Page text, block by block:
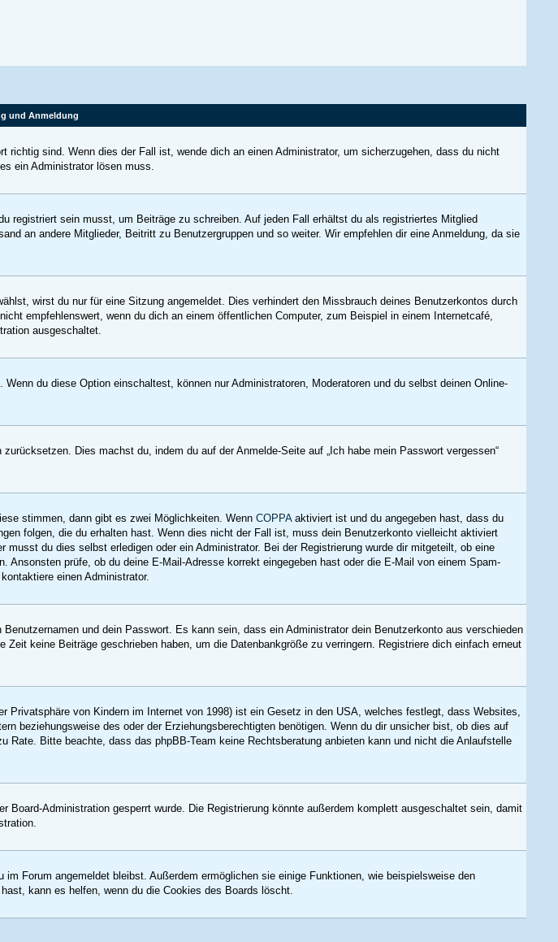
und Anmeldung
sind. Wenn dies der Fall ist, wende dich an einen Administrator, um sicherzugehen, dass du nicht
ein Administrator lösen muss.
registriert sein musst, um Beiträge zu schreiben. Auf jeden Fall erhältst du als registriertes Mitglied
an andere Mitglieder, Beitritt zu Benutzergruppen und so weiter. Wir empfehlen dir eine Anmeldung, da sie
wirst du nur für eine Sitzung angemeldet. Dies verhindert den Missbrauch deines Benutzerkontos durch
empfehlenswert, wenn du dich an einem öffentlichen Computer, zum Beispiel in einem Internetcafé,
ausgeschaltet.
du diese Option einschaltest, können nur Administratoren, Moderatoren und du selbst deinen Online-
Dies machst du, indem du auf der Anmelde-Seite auf „Ich habe mein Passwort vergessen“
stimmen, dann gibt es zwei Möglichkeiten. WennCOPPAaktiviert ist und du angegeben hast, dass du
folgen, die du erhalten hast. Wenn dies nicht der Fall ist, muss dein Benutzerkonto vielleicht aktiviert
du dies selbst erledigen oder ein Administrator. Bei der Registrierung wurde dir mitgeteilt, ob eine
prüfe, ob du deine E-Mail-Adresse korrekt eingegeben hast oder die E-Mail von einem Spam-
einen Administrator.
und dein Passwort. Es kann sein, dass ein Administrator dein Benutzerkonto aus verschieden
keine Beiträge geschrieben haben, um die Datenbankgröße zu verringern. Registriere dich einfach erneut
von Kindern im Internet von 1998) ist ein Gesetz in den USA, welches festlegt, dass Websites,
beziehungsweise des oder der Erziehungsberechtigten benötigen. Wenn du dir unsicher bist, ob dies auf
Bitte beachte, dass das phpBB-Team keine Rechtsberatung anbieten kann und nicht die Anlaufstelle
Administration gesperrt wurde. Die Registrierung könnte außerdem komplett ausgeschaltet sein, damit
Forum angemeldet bleibst. Außerdem ermöglichen sie einige Funktionen, wie beispielsweise den
kann es helfen, wenn du die Cookies des Boards löscht.